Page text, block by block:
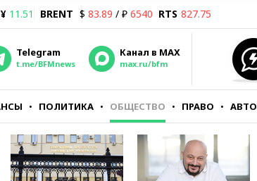
¥ 11.51 BRENT $ 83.89 / ₽ 6540 RTS 827.75
Telegram
t.me/BFMnews
Канал в MAX
max.ru/bfm
ПОЛИТИКА ОБЩЕСТВО ПРАВО АВТО